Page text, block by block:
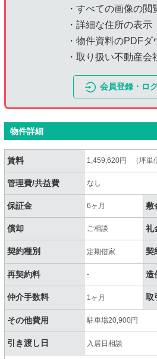
・すべての画像の閲
・詳細な住所の表示
・物件資料のPDFダ
・取り扱い不動産会
会員登録・ロ
物件詳細
賃料 1,459,620円 （坪単
管理費/共益費 なし
保証金 6ヶ月 敷
償却 ご相談 礼
契約種別 定期借家 契
再契約料 - 造
仲介手数料 1ヶ月 取
その他費用 駐車場20,900円
引き渡し日 入居日相談